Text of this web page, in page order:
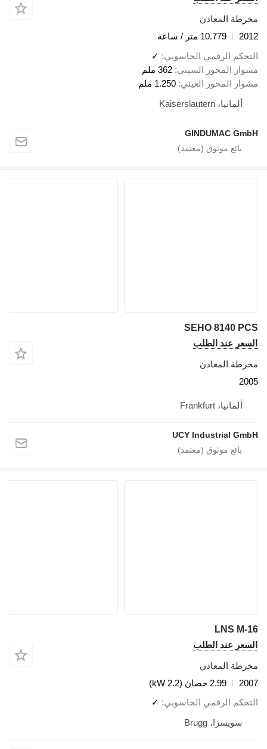
مخرطة المعادن
2012
10.779 متر / ساعة
التحكم الرقمي الحاسوبي
✓
مشوار المحور السيني 362 ملم
مشوار المحور العيني 1.250 ملم
ألمانيا، Kaiserslautern
GINDUMAC GmbH
SEHO 8140 PCS
السعر عند الطلب
مخرطة المعادن
2005
ألمانيا، Frankfurt
UCY Industrial GmbH
LNS M-16
السعر عند الطلب
مخرطة المعادن
2007
2.99 حصان (2.2 kW)
التحكم الرقمي الحاسوبي
✓
سويسرا، Brugg